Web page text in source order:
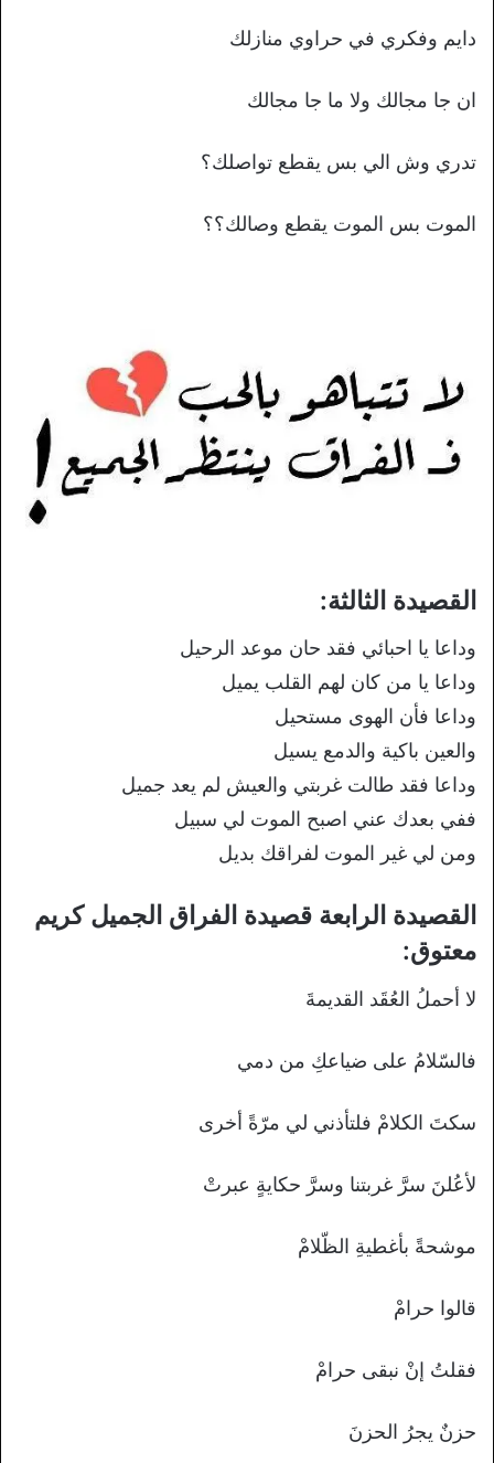
دايم وفكري في حراوي منازلك
ان جا مجالك ولا ما جا مجالك
تدري وش الي بس يقطع تواصلك؟
الموت بس الموت يقطع وصالك؟؟
القصيدة الثالثة:
وداعا يا احبائي فقد حان موعد الرحيل
وداعا يا من كان لهم القلب يميل
وداعا فأن الهوى مستحيل
والعين باكية والدمع يسيل
وداعا فقد طالت غربتي والعيش لم يعد جميل
ففي بعدك عني اصبح الموت لي سبيل
ومن لي غير الموت لفراقك بديل
القصيدة الرابعة قصيدة الفراق الجميل كريم
معتوق:
لا أحملُ العُقَد القديمةَ
فالسّلامُ على ضياعكِ من دمي
سكتَ الكلامْ فلتأذني لي مرّةً أخرى
لأعُلنَ سرَّ غربتنا وسرَّ حكايةٍ عبرتْ
موشحةً بأغطيةِ الظّلامْ
قالوا حرامْ
فقلتُ إنْ نبقى حرامْ
حزنٌ يجرُ الحزنَ